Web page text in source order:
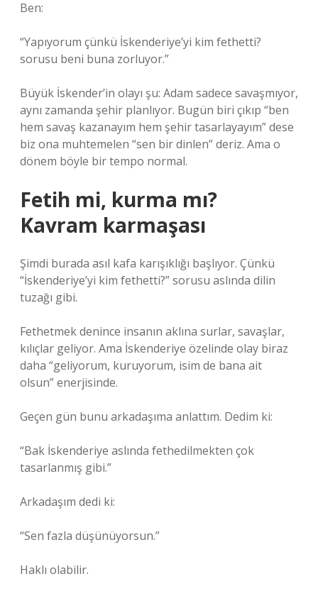
Ben:
“Yapıyorum çünkü İskenderiye’yi kim fethetti?
sorusu beni buna zorluyor.”
Büyük İskender’in olayı şu: Adam sadece savaşmıyor,
aynı zamanda şehir planlıyor. Bugün biri çıkıp “ben
hem savaş kazanayım hem şehir tasarlayayım” dese
biz ona muhtemelen “sen bir dinlen” deriz. Ama o
dönem böyle bir tempo normal.
Fetih mi, kurma mı?
Kavram karmaşası
Şimdi burada asıl kafa karışıklığı başlıyor. Çünkü
“İskenderiye’yi kim fethetti?” sorusu aslında dilin
tuzağı gibi.
Fethetmek denince insanın aklına surlar, savaşlar,
kılıçlar geliyor. Ama İskenderiye özelinde olay biraz
daha “geliyorum, kuruyorum, isim de bana ait
olsun” enerjisinde.
Geçen gün bunu arkadaşıma anlattım. Dedim ki:
“Bak İskenderiye aslında fethedilmekten çok
tasarlanmış gibi.”
Arkadaşım dedi ki:
“Sen fazla düşünüyorsun.”
Haklı olabilir.